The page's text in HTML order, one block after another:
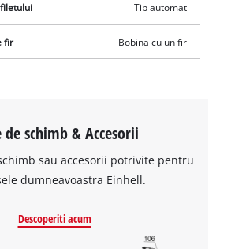
Tip automat
fir Bobina cu un fir
de schimb & Accesorii
sau accesorii potrivite pentru
dumneavoastra Einhell.
Descoperiti acum